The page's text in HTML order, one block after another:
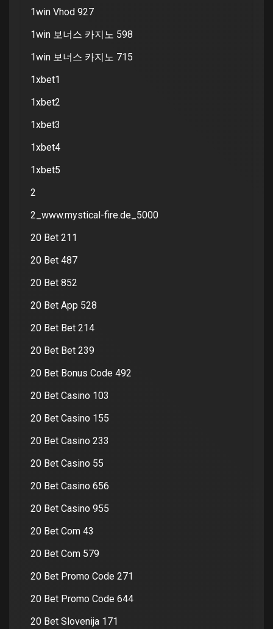
1win Vhod 927
1win 보너스 카지노 598
1win 보너스 카지노 715
1xbet1
1xbet2
1xbet3
1xbet4
1xbet5
2
2_www.mystical-fire.de_5000
20 Bet 211
20 Bet 487
20 Bet 852
20 Bet App 528
20 Bet Bet 214
20 Bet Bet 239
20 Bet Bonus Code 492
20 Bet Casino 103
20 Bet Casino 155
20 Bet Casino 233
20 Bet Casino 55
20 Bet Casino 656
20 Bet Casino 955
20 Bet Com 43
20 Bet Com 579
20 Bet Promo Code 271
20 Bet Promo Code 644
20 Bet Slovenija 171